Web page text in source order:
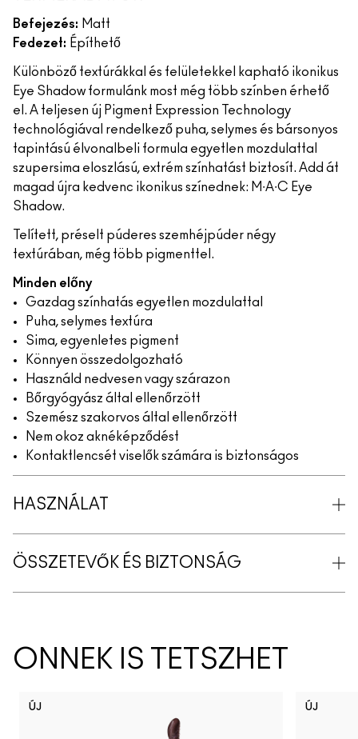
Befejezés: Matt
Fedezet: Építhető
Különböző textúrákkal és felületekkel kapható ikonikus
Eye Shadow formulánk most még több színben érhető
el. A teljesen új Pigment Expression Technology
technológiával rendelkező puha, selymes és bársonyos
tapintású élvonalbeli formula egyetlen mozdulattal
szupersima eloszlású, extrém színhatást biztosít. Add át
magad újra kedvenc ikonikus színednek: M∙A∙C Eye
Shadow.
Telített, préselt púderes szemhéjpúder négy
textúrában, még több pigmenttel.
Minden előny
Gazdag színhatás egyetlen mozdulattal
Puha, selymes textúra
Sima, egyenletes pigment
Könnyen összedolgozható
Használd nedvesen vagy szárazon
Bőrgyógyász által ellenőrzött
Szemész szakorvos által ellenőrzött
Nem okoz aknéképződést
Kontaktlencsét viselők számára is biztonságos
HASZNÁLAT
ÖSSZETEVŐK ÉS BIZTONSÁG
ÖNNEK IS TETSZHET
ÚJ ÚJ